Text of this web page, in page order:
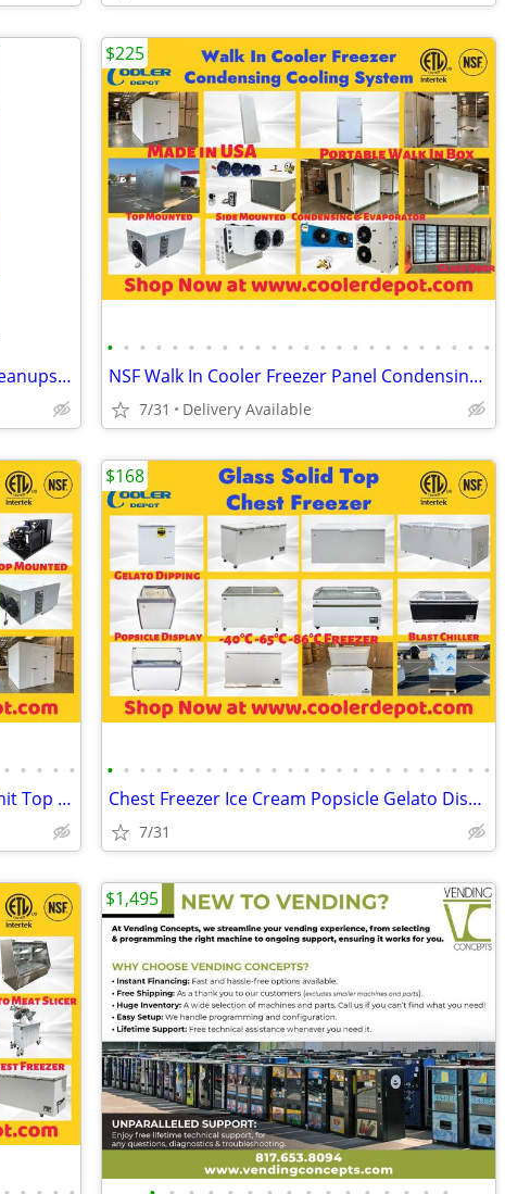
Junk removal/house cleanups/yard cleanups/dumpster rentals/demolition/tree remov
• • • • • • • • • • • • • • • • • • • • • • • •
NSF Walk In Cooler Freezer Panel Condensing Evaporator Cooling System
7/31 Delivery Available
$225
• • • • •
Walk in Cooler Freezer Condensing Unit Top Side Mounted
• • • • • • • • • • • • • • • • • • • • • • • •
Chest Freezer Ice Cream Popsicle Gelato Display Cabinet
7/31
$168
$1,495